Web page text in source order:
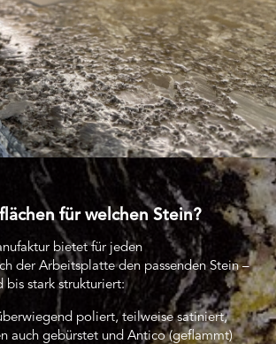
für welchen Stein?
bietet für jeden
der Arbeitsplatte den passenden Stein –
bis stark strukturiert:
poliert, teilweise satiniert,
auch gebürstet und Antico (geflammt)